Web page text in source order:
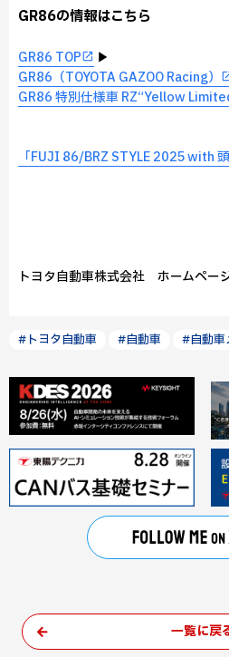
GR86の情報はこちら
GR86 TOP
▶
GR86（TOYOTA GAZOO Racing）
GR86 特別仕様車 RZ“Yellow
「FUJI 86/BRZ STYLE 2025 with
トヨタ自動車株式会社 ホームペー
#トヨタ自動車 #自動車 #自動車
一覧に戻